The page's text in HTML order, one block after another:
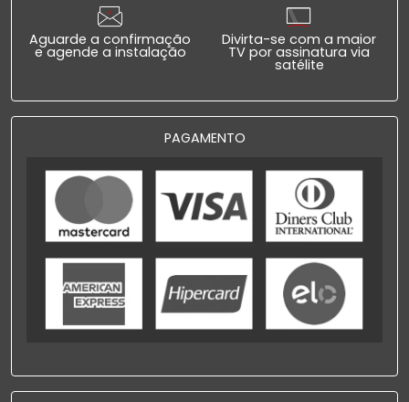
Aguarde a confirmação
e agende a instalação
Divirta-se com a maior
TV por assinatura via
satélite
PAGAMENTO